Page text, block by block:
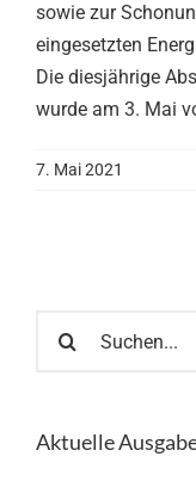
sowie zur
eingesetzten
Die diesjährige
wurde am 3. Mai
7. Mai 2021
nach:
Aktuelle